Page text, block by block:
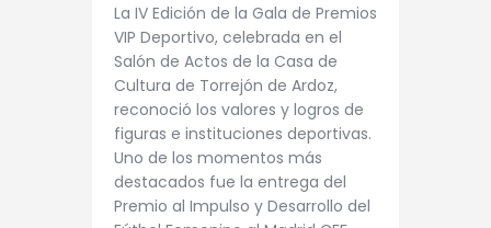
La IV Edición de la Gala de Premios
VIP Deportivo, celebrada en el
Salón de Actos de la Casa de
Cultura de Torrejón de Ardoz,
reconoció los valores y logros de
figuras e instituciones deportivas.
Uno de los momentos más
destacados fue la entrega del
Premio al Impulso y Desarrollo del